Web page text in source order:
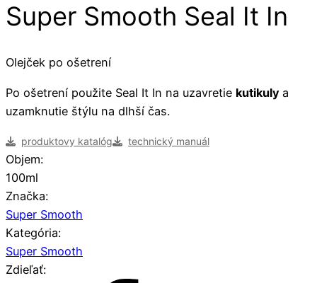
Super Smooth Seal It In
Olejček po ošetrení
Po ošetrení použite Seal It In na uzavretie kutikuly a
uzamknutie štýlu na dlhší čas.
produktovy katalóg technický manuál
Objem:
100ml
Značka:
Super Smooth
Kategória:
Super Smooth
Zdieľať: